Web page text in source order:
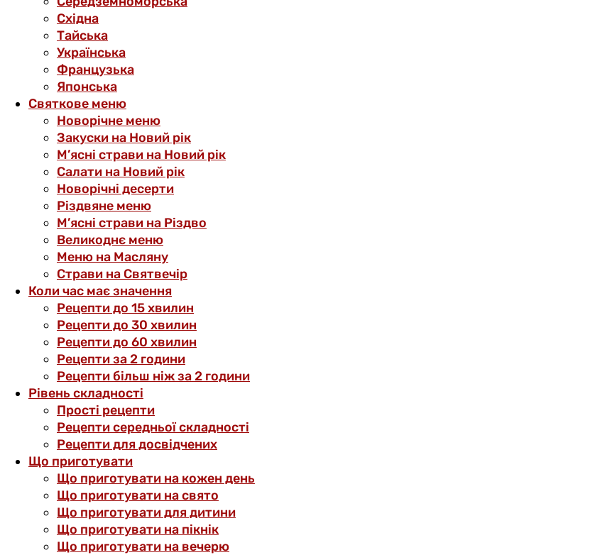
Східна
Тайська
Українська
Французька
Японська
Святкове меню
Новорічне меню
Закуски на Новий рік
М’ясні страви на Новий рік
Салати на Новий рік
Новорічні десерти
Різдвяне меню
М’ясні страви на Різдво
Великоднє меню
Меню на Масляну
Страви на Святвечір
Коли час має значення
Рецепти до 15 хвилин
Рецепти до 30 хвилин
Рецепти до 60 хвилин
Рецепти за 2 години
Рецепти більш ніж за 2 години
Рівень складності
Прості рецепти
Рецепти середньої складності
Рецепти для досвідчених
Що приготувати
Що приготувати на кожен день
Що приготувати на свято
Що приготувати для дитини
Що приготувати на пікнік
Що приготувати на вечерю